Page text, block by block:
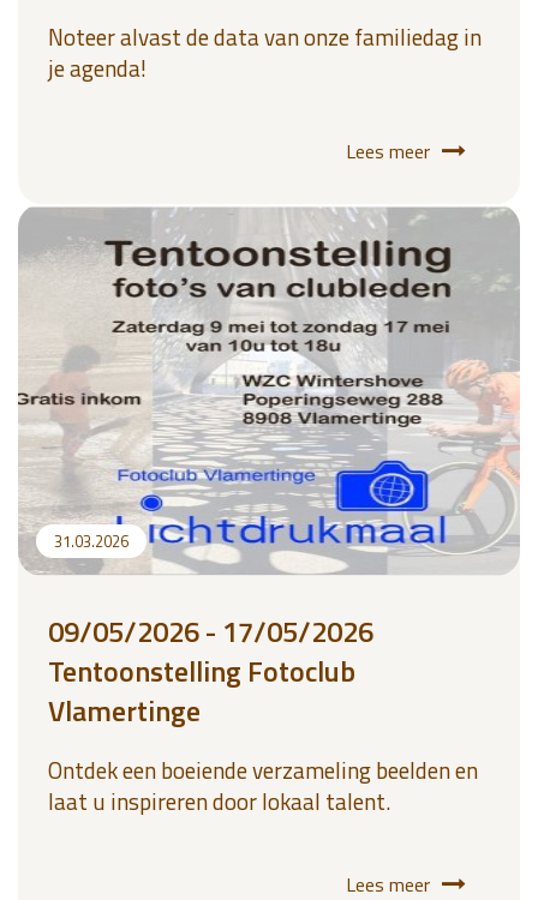
Noteer alvast de data van onze familiedag in
je agenda!
Lees meer
31.03.2026
09/05/2026 - 17/05/2026
Tentoonstelling Fotoclub
Vlamertinge
Ontdek een boeiende verzameling beelden en
laat u inspireren door lokaal talent.
Lees meer